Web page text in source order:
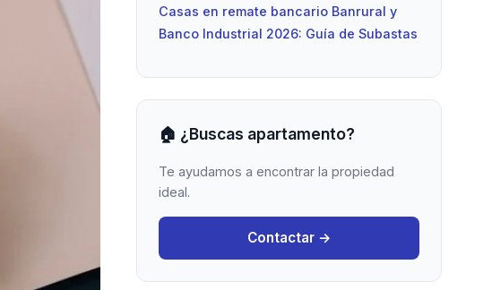
Casas en remate bancario Banrural y
Banco Industrial 2026: Guía de Subastas
🏠 ¿Buscas apartamento?
Te ayudamos a encontrar la propiedad
ideal.
Contactar →